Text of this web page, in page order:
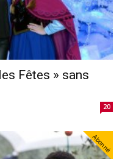
Fêtes » sans
20
Abonné